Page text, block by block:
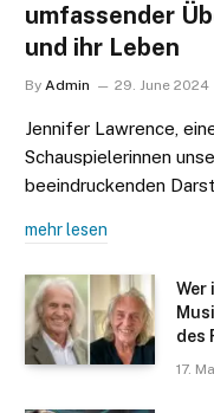
umfassender
und ihr Leben
By Admin 29. June 2024
Jennifer Lawrence,
Schauspielerinnen
beeindruckenden
mehr lesen
Wer
des
17.